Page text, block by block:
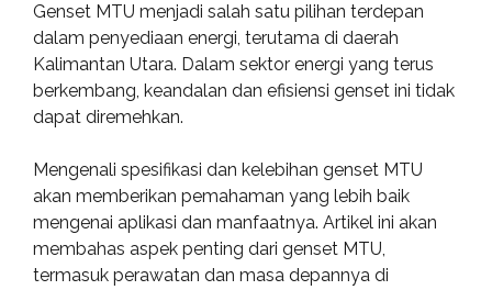
Genset MTU menjadi salah satu pilihan terdepan
dalam penyediaan energi, terutama di daerah
Kalimantan Utara. Dalam sektor energi yang terus
berkembang, keandalan dan efisiensi genset ini tidak
dapat diremehkan.
Mengenali spesifikasi dan kelebihan genset MTU
akan memberikan pemahaman yang lebih baik
mengenai aplikasi dan manfaatnya. Artikel ini akan
membahas aspek penting dari genset MTU,
termasuk perawatan dan masa depannya di